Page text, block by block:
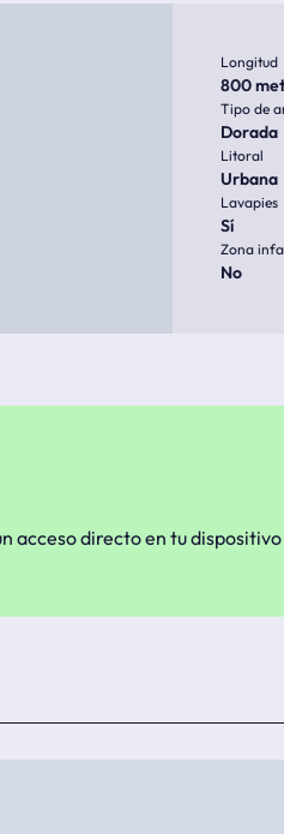
Longitud
800
Tipo de
Dorada
Litoral
Urbana
Lavapies
Sí
Zona
No
acceso directo en tu